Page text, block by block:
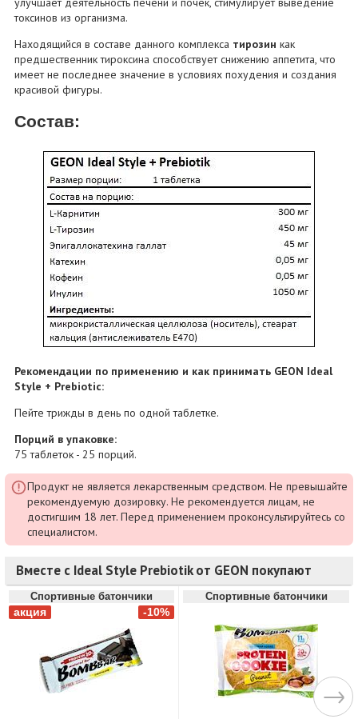
токсинов из организма.
Находящийся в составе данного комплекса тирозин как
предшественник тироксина способствует снижению аппетита, что
имеет не последнее значение в условиях похудения и создания
красивой фигуры.
Состав:
Рекомендации по применению и как принимать GEON Ideal
Style + Prebiotic:
Пейте трижды в день по одной таблетке.
Порций в упаковке:
75 таблеток - 25 порций.
Продукт не является лекарственным средством. Не превышайте
рекомендуемую дозировку. Не рекомендуется лицам, не
достигшим 18 лет. Перед применением проконсультируйтесь со
специалистом.
Вместе с Ideal Style Prebiotik от GEON покупают
Спортивные батончики Спортивные батончики